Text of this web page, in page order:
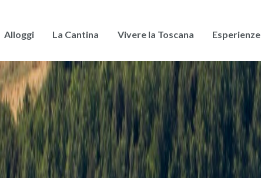
Alloggi La Cantina Vivere la Toscana Esperienze